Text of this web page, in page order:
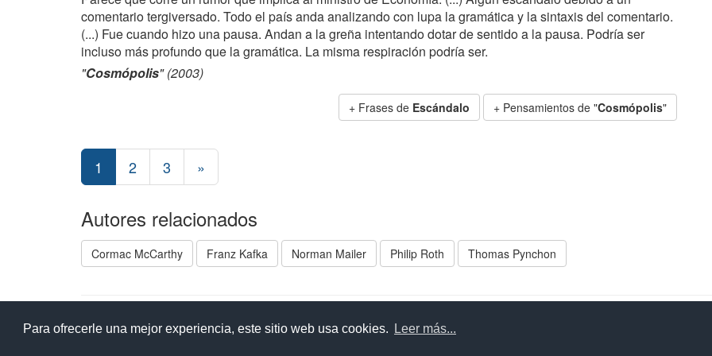
Para ofrecerle una mejor experiencia, este sitio web usa cookies. Leer más...
comentario tergiversado. Todo el país anda analizando con lupa la gramática y la sintaxis del comentario.
(...) Fue cuando hizo una pausa. Andan a la greña intentando dotar de sentido a la pausa. Podría ser
incluso más profundo que la gramática. La misma respiración podría ser.
"Cosmópolis" (2003)
+ Frases de Escándalo + Pensamientos de "Cosmópolis"
1 2 3 »
Autores relacionados
Cormac McCarthy Franz Kafka Norman Mailer Philip Roth Thomas Pynchon
Ayuda Aviso legal